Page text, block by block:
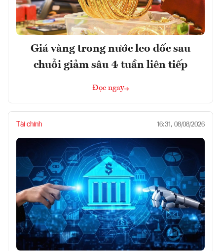
Giá vàng trong nước leo dốc sau
chuỗi giảm sâu 4 tuần liên tiếp
Đọc ngay
Tài chính 16:31, 08/08/2026